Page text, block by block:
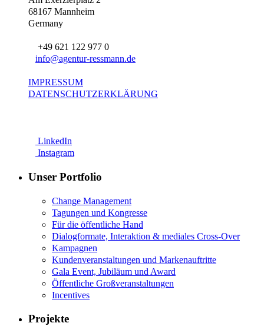
68167 Mannheim
Germany
+49 621 122 977 0
info@agentur-ressmann.de
IMPRESSUM
DATENSCHUTZERKLÄRUNG
LinkedIn
Instagram
Unser Portfolio
Change Management
Tagungen und Kongresse
Für die öffentliche Hand
Dialogformate, Interaktion & mediales Cross-Over
Kampagnen
Kundenveranstaltungen und Markenauftritte
Gala Event, Jubiläum und Award
Öffentliche Großveranstaltungen
Incentives
Projekte